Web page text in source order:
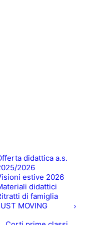
didattica a.s.
2026
estive 2026
didattici
di famiglia
MOVING